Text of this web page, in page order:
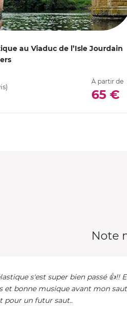
au Viaduc de l’Isle Jourdain
À partir de
65 €
Note
s'est super bien passé 👍!!
et bonne musique avant mon
pour un futur saut..